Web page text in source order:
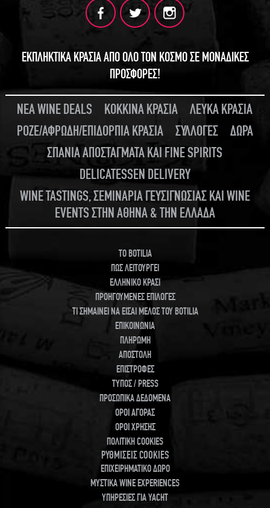
ΕΚΠΛΗΚΤΙΚΑ ΚΡΑΣΙΑ ΑΠΟ ΟΛΟ ΤΟΝ ΚΟΣΜΟ ΣΕ ΜΟΝΑΔΙΚΕΣ
ΠΡΟΣΦΟΡΕΣ!
ΝΕΑ WINE DEALS ΚΟΚΚΙΝΑ ΚΡΑΣΙΑ
ΛΕΥΚΑ ΚΡΑΣΙΑ
ΡΟΖΕ/ΑΦΡΩΔΗ/ΕΠΙΔΟΡΠΙΑ ΚΡΑΣΙΑ
ΣΥΛΛΟΓΕΣ
ΔΩΡΑ
ΣΠΑΝΙΑ ΑΠΟΣΤΑΓΜΑΤΑ ΚΑΙ FINE SPIRITS
DELICATESSEN DELIVERY
WINE TASTINGS, ΣΕΜΙΝΑΡΙΑ ΓΕΥΣΙΓΝΩΣΙΑΣ ΚΑΙ WINE
EVENTS ΣΤΗΝ ΑΘΗΝΑ & ΤΗΝ ΕΛΛΑΔΑ
TO BOTILIA
ΠΩΣ ΛΕΙΤΟΥΡΓΕΙ
ΕΛΛΗΝΙΚΟ ΚΡΑΣΙ
ΠΡΟΗΓΟΥΜΕΝΕΣ ΕΠΙΛΟΓΕΣ
ΤΙ ΣΗΜΑΙΝΕΙ ΝΑ ΕΙΣΑΙ ΜΕΛΟΣ ΤΟΥ BOTILIA
ΕΠΙΚΟΙΝΩΝΙΑ
ΠΛΗΡΩΜΗ
ΑΠΟΣΤΟΛΗ
ΕΠΙΣΤΡΟΦΕΣ
ΤΥΠΟΣ / PRESS
ΠΡΟΣΩΠΙΚΑ ΔΕΔΟΜΕΝΑ
ΟΡΟΙ ΑΓΟΡΑΣ
ΟΡΟΙ ΧΡΗΣΗΣ
ΠΟΛΙΤΙΚΗ COOKIES
ΡΥΘΜΙΣΕΙΣ COOKIES
ΕΠΙΧΕΙΡΗΜΑΤΙΚΟ ΔΩΡΟ
ΜΥΣΤΙΚΑ WINE EXPERIENCES
ΥΠΗΡΕΣΙΕΣ ΓΙΑ YACHT